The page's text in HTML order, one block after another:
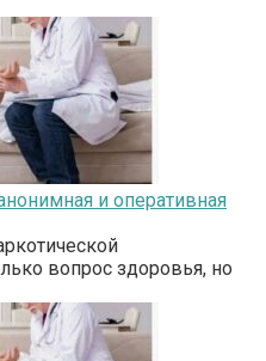
и оперативная
вопрос здоровья, но